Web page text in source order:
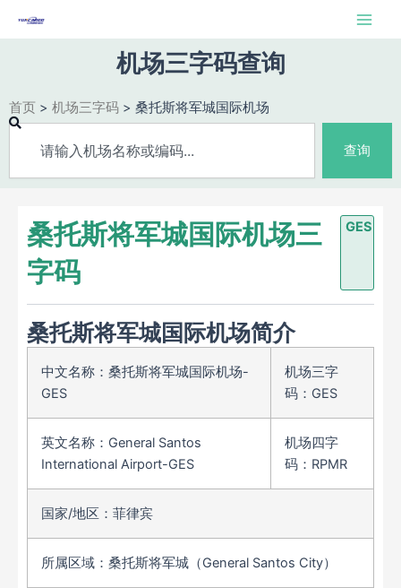
Main
机场三字码查询
首页 > 机场三字码 > 桑托斯将军城国际机场
Search
查询
桑托斯将军城国际机场三
字码
GES
桑托斯将军城国际机场简介
中文名称：桑托斯将军城国际机场-
GES
机场三字
码：GES
英文名称：General Santos
International Airport-GES
机场四字
码：RPMR
国家/地区：菲律宾
所属区域：桑托斯将军城（General Santos City）